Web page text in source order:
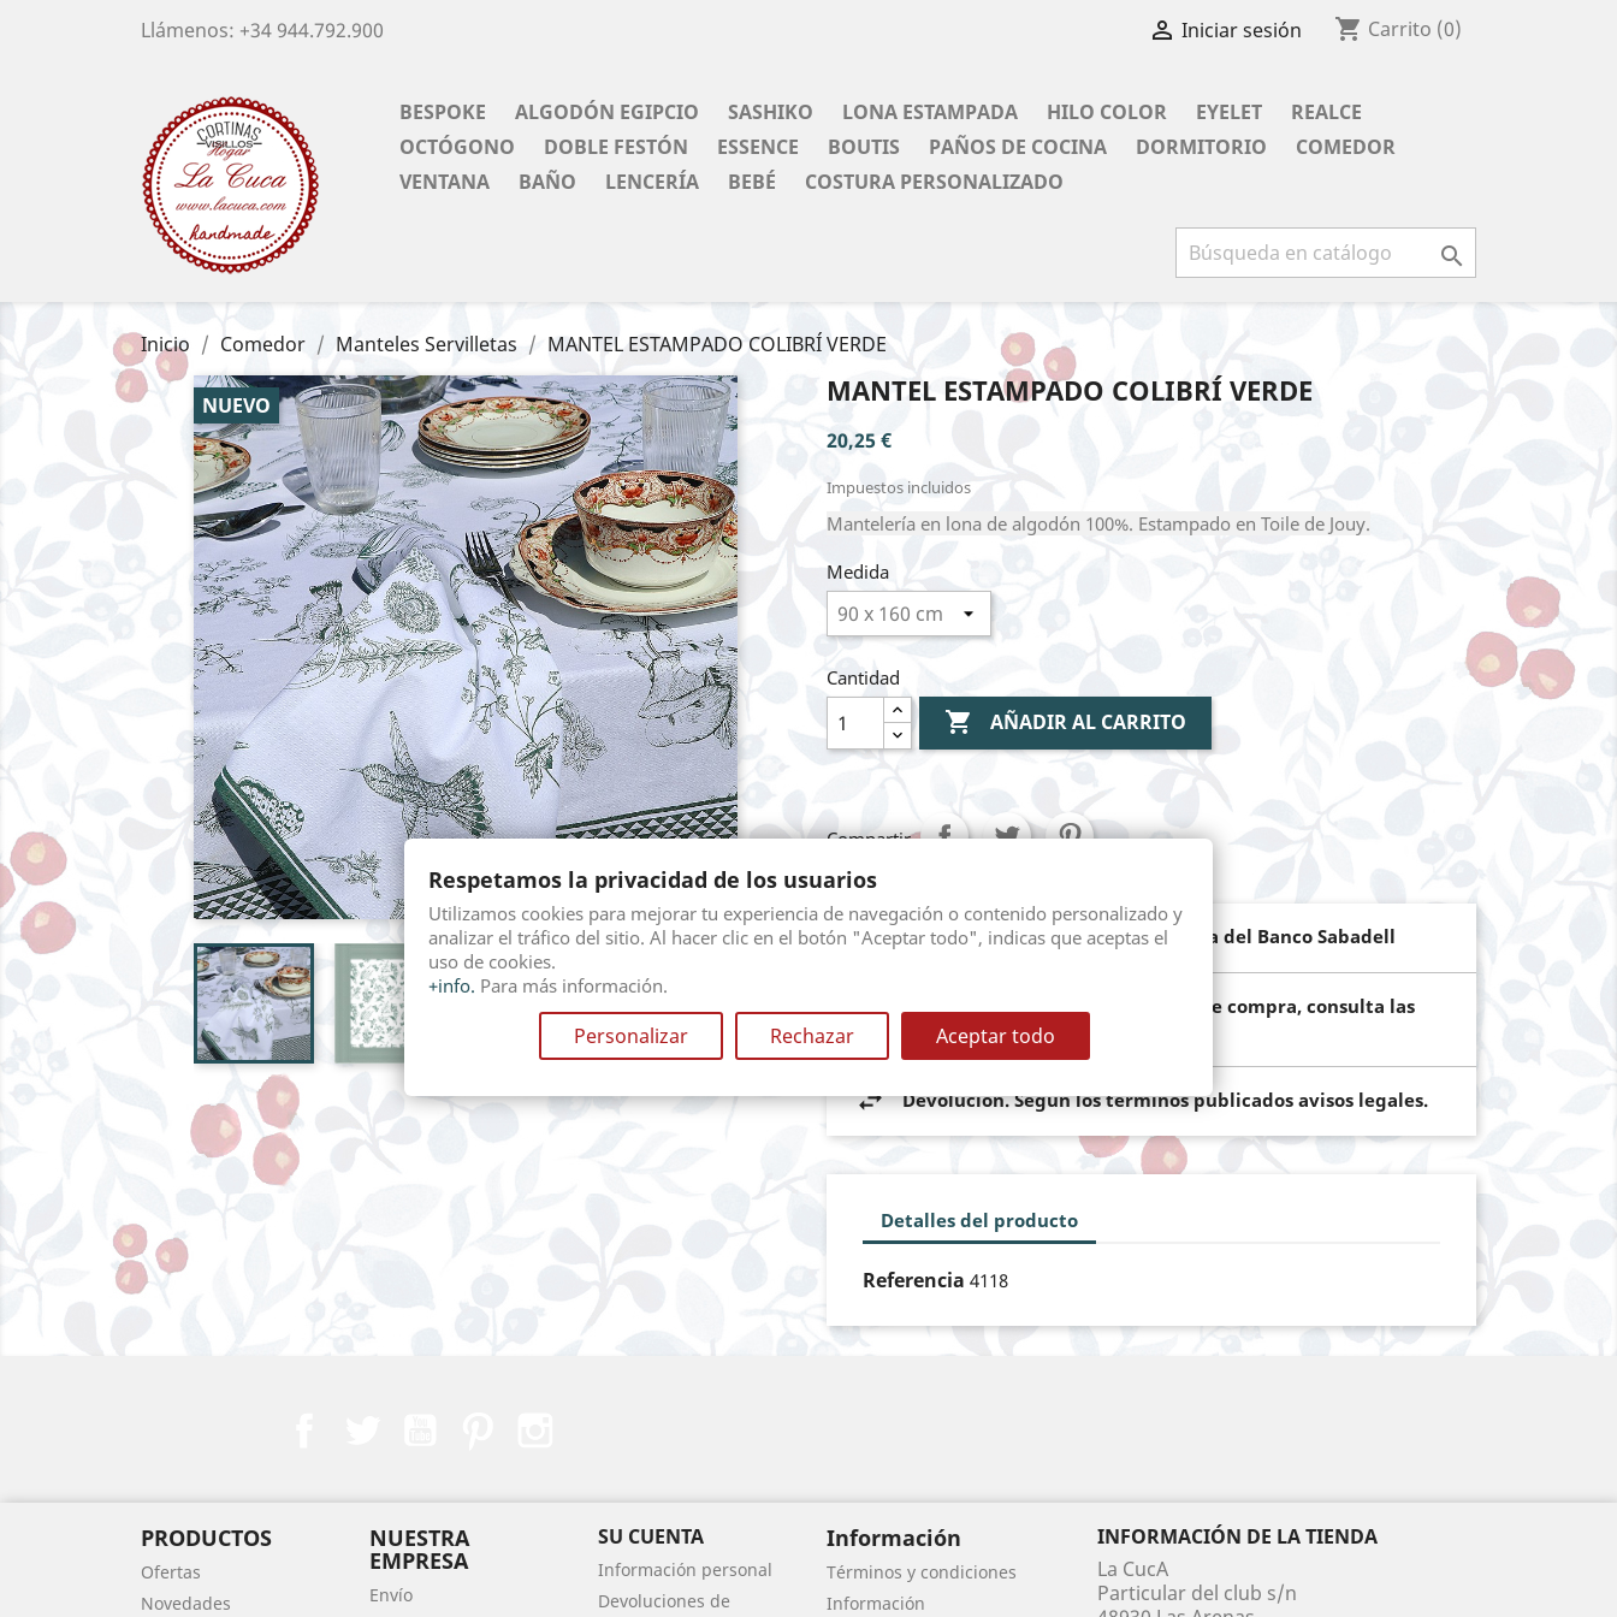
Llámenos: +34 944.792.900  Iniciar sesión shopping_cart Carrito (0)
BESPOKE ALGODÓN EGIPCIO SASHIKO LONA ESTAMPADA HILO COLOR EYELET
REALCE
OCTÓGONO
DOBLE FESTÓN ESSENCE BOUTIS PAÑOS DE COCINA DORMITORIO
COMEDOR
VENTANA
BAÑO LENCERÍA BEBÉ COSTURA PERSONALIZADO

Inicio Comedor Manteles Servilletas MANTEL ESTAMPADO COLIBRÍ VERDE
NUEVO MANTEL ESTAMPADO COLIBRÍ VERDE
20,25 €
Impuestos incluidos
Mantelería en lona de algodón 100%. Estampado en Toile de Jouy.
Medida
Cantidad
 AÑADIR AL CARRITO
Compartir
Mediante pasarela de pago segura del Banco Sabadell
Envio gratuito según el importe de compra, consulta las
diferentes opciones.
Devolución. Según los terminos publicados avisos legales.
Detalles del producto
Referencia 4118
PRODUCTOS
Ofertas
Novedades
NUESTRA
EMPRESA
Envío
SU CUENTA
Información personal
Devoluciones de
Información
Términos y condiciones
Información
INFORMACIÓN DE LA TIENDA
La CucA
Particular del club s/n
Respetamos la privacidad de los usuarios
Utilizamos cookies para mejorar tu experiencia de navegación o contenido personalizado y
analizar el tráfico del sitio. Al hacer clic en el botón "Aceptar todo", indicas que aceptas el
uso de cookies.
+info. Para más información.
Personalizar Rechazar Aceptar todo